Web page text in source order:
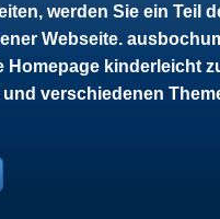
werden Sie ein Teil
Webseite.
Homepage kinderleicht
verschiedenen